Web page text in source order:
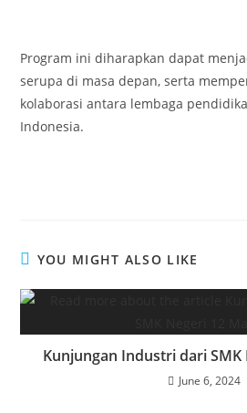
Program ini diharapkan dapat
serupa di masa depan, serta
kolaborasi antara lembaga
Indonesia.
YOU MIGHT ALSO LIKE
Kunjungan Industri dari SMK
June 6, 2024